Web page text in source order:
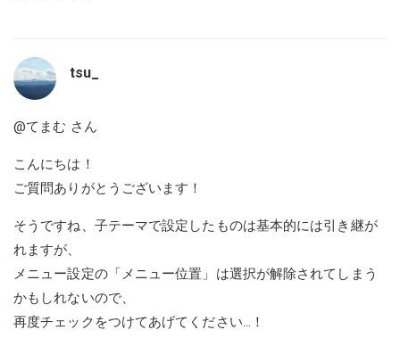
tsu_
@てまむ さん
こんにちは！
ご質問ありがとうございます！
そうですね、子テーマで設定したものは基本的には引き継が
れますが、
メニュー設定の「メニュー位置」は選択が解除されてしまう
かもしれないので、
再度チェックをつけてあげてください...！